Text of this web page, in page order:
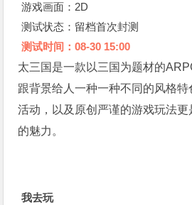
游戏画面：2D
测试状态：留档首次封测
测试时间：08-30 15:00
太三国是一款以三国为题材的
跟背景给人一种一种不同的风格
活动，以及原创严谨的游戏玩法
的魅力。
我去玩